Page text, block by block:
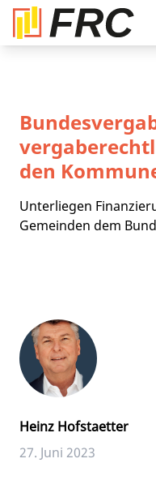
den
Unterliegen
Gemeinden dem
Heinz Hofstaetter
27. Juni 2023